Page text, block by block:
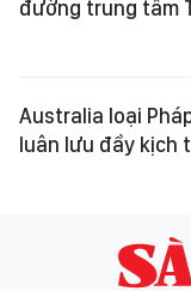
đường trung tâm
Australia loại
luân lưu đầy kịch